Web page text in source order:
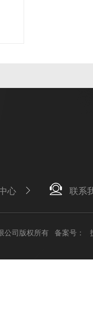
心 联系
公司版权所有 备案号：